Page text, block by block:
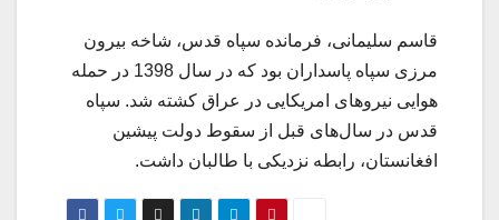
قاسم سلیمانی، فرمانده سپاه قدس، شاخه بیرون
مرزی سپاه پاسداران بود که در سال 1398 در حمله
هوایی نیروهای امریکایی در عراق کشته شد. سپاه
قدس در سال‌های قبل از سقوط دولت پیشین
افغانستان، رابطه نزدیکی با طالبان داشت.